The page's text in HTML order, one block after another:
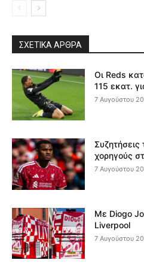
ΣΧΕΤΙΚΆ ΆΡΘΡΑ
Οι Reds
115 εκατ.
7 Αυγούστου
Συζητήσεις
χορηγούς
7 Αυγούστου
Με Diogo
Liverpool
7 Αυγούστου